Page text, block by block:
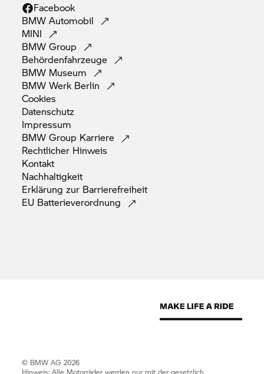
Facebook
BMWAutomobil
MINI
BMWGroup
Behördenfahrzeuge
BMW Museum
BMW Werk Berlin
Cookies
Datenschutz
Impressum
BMW Group Karriere
Rechtlicher Hinweis
Kontakt
Nachhaltigkeit
Erklärung zur Barrierefreiheit
EU Batterieverordnung
© BMW AG 2026
Hinweis: Alle Motorräder werden nur mit der gesetzlich